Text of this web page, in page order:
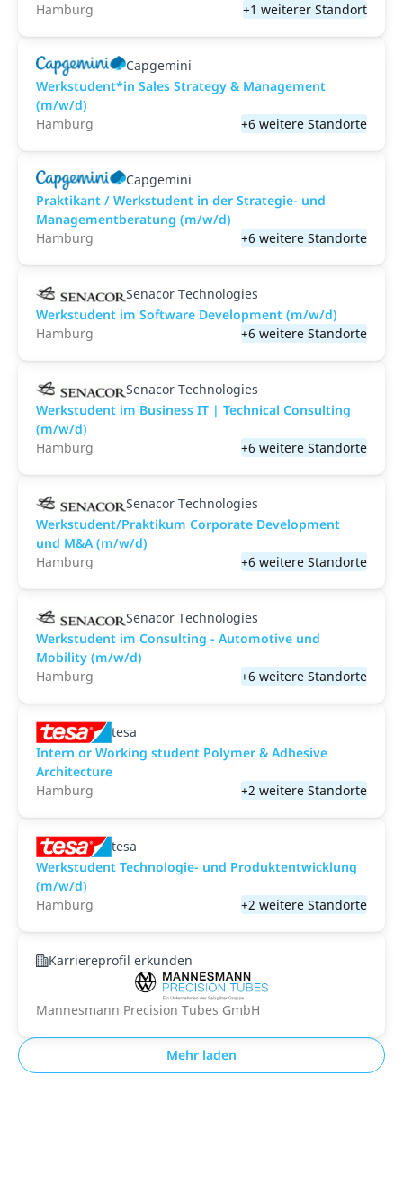
Hamburg
+1 weiterer Standort
Capgemini
Werkstudent*in Sales Strategy & Management
(m/w/d)
Hamburg
+6 weitere Standorte
Capgemini
Praktikant / Werkstudent in der Strategie- und
Managementberatung (m/w/d)
Hamburg
+6 weitere Standorte
Senacor Technologies
Werkstudent im Software Development (m/w/d)
Hamburg
+6 weitere Standorte
Senacor Technologies
Werkstudent im Business IT | Technical Consulting
(m/w/d)
Hamburg
+6 weitere Standorte
Senacor Technologies
Werkstudent/Praktikum Corporate Development
und M&A (m/w/d)
Hamburg
+6 weitere Standorte
Senacor Technologies
Werkstudent im Consulting - Automotive und
Mobility (m/w/d)
Hamburg
+6 weitere Standorte
tesa
Intern or Working student Polymer & Adhesive
Architecture
Hamburg
+2 weitere Standorte
tesa
Werkstudent Technologie- und Produktentwicklung
(m/w/d)
Hamburg
+2 weitere Standorte
Karriereprofil erkunden
Mannesmann Precision Tubes GmbH
Mehr laden